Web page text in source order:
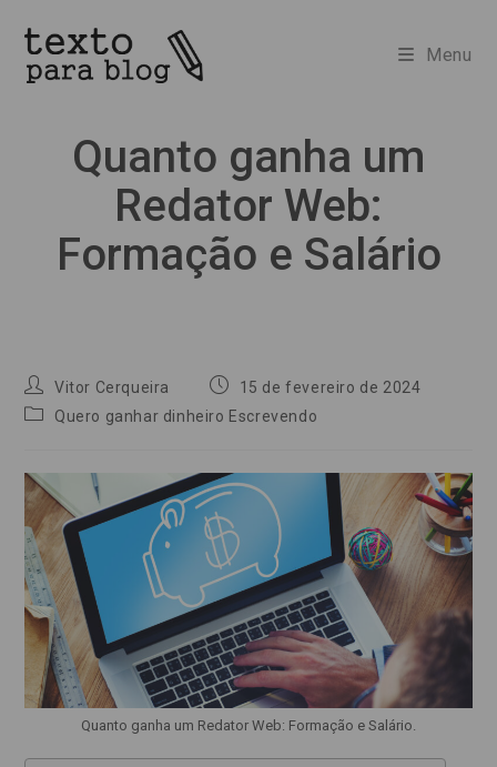
para
conteúdo
Menu
Quanto ganha um
Redator Web:
Formação e Salário
Autor
do
post:
Vitor Cerqueira
Post15 de fevereiro de 2024
Categoria
Quero ganhar dinheiro Escrevendo
Quanto ganha um Redator Web: Formação e Salário.